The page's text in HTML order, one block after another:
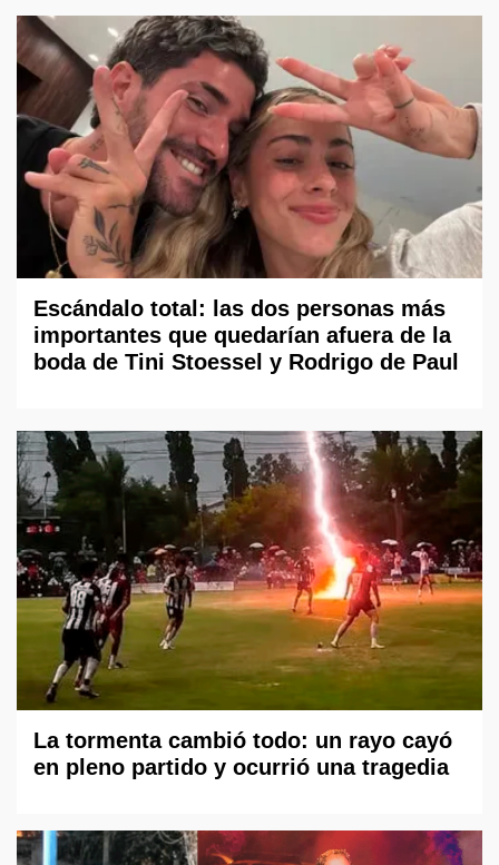
Escándalo total: las dos personas más
importantes que quedarían afuera de la
boda de Tini Stoessel y Rodrigo de Paul
La tormenta cambió todo: un rayo cayó
en pleno partido y ocurrió una tragedia